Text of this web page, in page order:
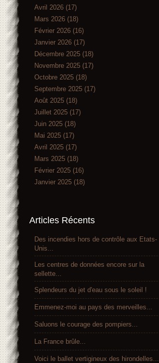
Avril 2026 (17)
Mars 2026 (18)
Février 2026 (16)
Janvier 2026 (17)
Décembre 2025 (18)
Novembre 2025 (17)
Octobre 2025 (18)
Septembre 2025 (17)
Août 2025 (18)
Juillet 2025 (17)
Juin 2025 (18)
Mai 2025 (17)
Avril 2025 (17)
Mars 2025 (18)
Février 2025 (16)
Janvier 2025 (18)
Articles Récents
Des incendies hors de contrôle aux Etats-
Unis...
Les centres de données encore sur la
sellette...
Splendeurs du jet d'eau sous le soleil !
Emmenez-moi au pays des merveilles...
Saluons le courage des pompiers...
La France brûle...
Voici le ballet vertigineux des hirondelles...